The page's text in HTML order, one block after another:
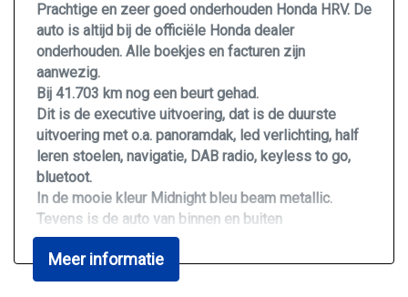
Prachtige en zeer goed onderhouden Honda HRV. De
auto is altijd bij de officiële Honda dealer
onderhouden. Alle boekjes en facturen zijn
aanwezig.
Bij 41.703 km nog een beurt gehad.
Dit is de executive uitvoering, dat is de duurste
uitvoering met o.a. panoramdak, led verlichting, half
leren stoelen, navigatie, DAB radio, keyless to go,
bluetoot.
In de mooie kleur Midnight bleu beam metallic.
Tevens is de auto van binnen en buiten
professioneel gepoetst!
Wilt u een auto komen bezichtigen maak dan eerst
Meer informatie